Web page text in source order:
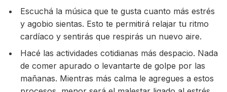
Escuchá la música que te gusta cuanto más estrés
y agobio sientas. Esto te permitirá relajar tu ritmo
cardíaco y sentirás que respirás un nuevo aire.
Hacé las actividades cotidianas más despacio. Nada
de comer apurado o levantarte de golpe por las
mañanas. Mientras más calma le agregues a estos